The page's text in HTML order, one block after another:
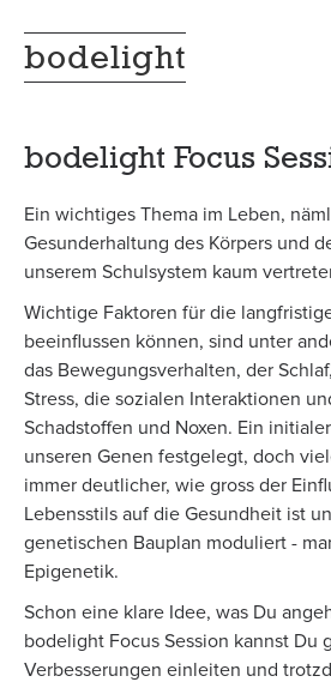
bodelight
bodelight Focus
Ein wichtiges Thema im Leben,
Gesunderhaltung des Körpers und
unserem Schulsystem kaum
Wichtige Faktoren für die
beeinflussen können, sind unter
das Bewegungsverhalten, der
Stress, die sozialen Interaktionen
Schadstoffen und Noxen. Ein
unseren Genen festgelegt, doch
immer deutlicher, wie gross der
Lebensstils auf die Gesundheit ist
genetischen Bauplan moduliert -
Epigenetik.
Schon eine klare Idee, was Du
bodelight Focus Session kannst Du
Verbesserungen einleiten und